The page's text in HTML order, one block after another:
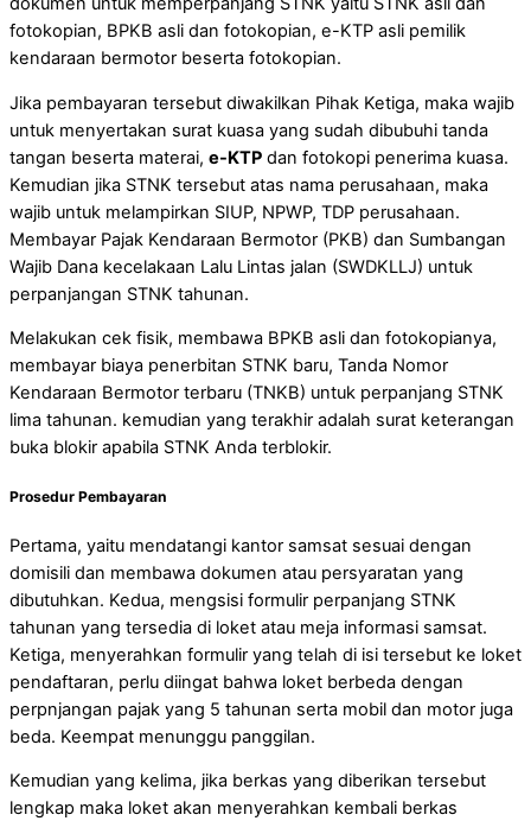
fotokopian, BPKB asli dan fotokopian, e-KTP asli pemilik
kendaraan bermotor beserta fotokopian.
Jika pembayaran tersebut diwakilkan Pihak Ketiga, maka wajib
untuk menyertakan surat kuasa yang sudah dibubuhi tanda
tangan beserta materai, e-KTP dan fotokopi penerima kuasa.
Kemudian jika STNK tersebut atas nama perusahaan, maka
wajib untuk melampirkan SIUP, NPWP, TDP perusahaan.
Membayar Pajak Kendaraan Bermotor (PKB) dan Sumbangan
Wajib Dana kecelakaan Lalu Lintas jalan (SWDKLLJ) untuk
perpanjangan STNK tahunan.
Melakukan cek fisik, membawa BPKB asli dan fotokopianya,
membayar biaya penerbitan STNK baru, Tanda Nomor
Kendaraan Bermotor terbaru (TNKB) untuk perpanjang STNK
lima tahunan. kemudian yang terakhir adalah surat keterangan
buka blokir apabila STNK Anda terblokir.
Prosedur Pembayaran
Pertama, yaitu mendatangi kantor samsat sesuai dengan
domisili dan membawa dokumen atau persyaratan yang
dibutuhkan. Kedua, mengsisi formulir perpanjang STNK
tahunan yang tersedia di loket atau meja informasi samsat.
Ketiga, menyerahkan formulir yang telah di isi tersebut ke loket
pendaftaran, perlu diingat bahwa loket berbeda dengan
perpnjangan pajak yang 5 tahunan serta mobil dan motor juga
beda. Keempat menunggu panggilan.
Kemudian yang kelima, jika berkas yang diberikan tersebut
lengkap maka loket akan menyerahkan kembali berkas